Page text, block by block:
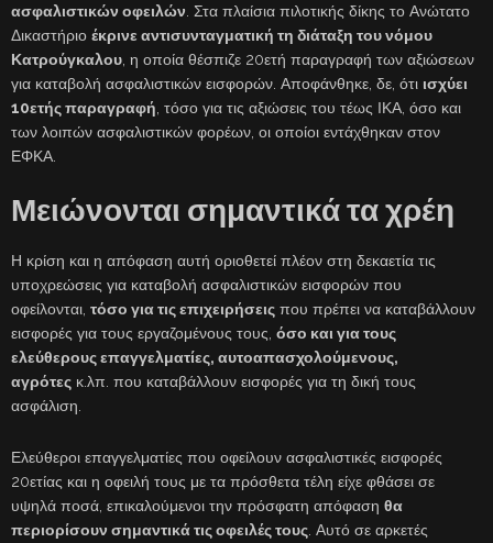
ασφαλιστικών οφειλών . Στα πλαίσια πιλοτικής δίκης το Ανώτατο
Δικαστήριο έκρινε αντισυνταγματική τη διάταξη του νόμου
Κατρούγκαλου , η οποία θέσπιζε 20ετή παραγραφή των αξιώσεων
για καταβολή ασφαλιστικών εισφορών. Αποφάνθηκε, δε, ότι ισχύει
10ετής παραγραφή , τόσο για τις αξιώσεις του τέως ΙΚΑ, όσο και
των λοιπών ασφαλιστικών φορέων, οι οποίοι εντάχθηκαν στον
ΕΦΚΑ.
Μειώνονται σημαντικά τα χρέη
Η κρίση και η απόφαση αυτή οριοθετεί πλέον στη δεκαετία τις
υποχρεώσεις για καταβολή ασφαλιστικών εισφορών που
οφείλονται, τόσο για τις επιχειρήσεις που πρέπει να καταβάλλουν
εισφορές για τους εργαζομένους τους, όσο και για τους
ελεύθερους επαγγελματίες, αυτοαπασχολούμενους,
αγρότες κ.λπ. που καταβάλλουν εισφορές για τη δική τους
ασφάλιση.
Ελεύθεροι επαγγελματίες που οφείλουν ασφαλιστικές εισφορές
20ετίας και η οφειλή τους με τα πρόσθετα τέλη είχε φθάσει σε
υψηλά ποσά, επικαλούμενοι την πρόσφατη απόφαση θα
περιορίσουν σημαντικά τις οφειλές τους . Αυτό σε αρκετές